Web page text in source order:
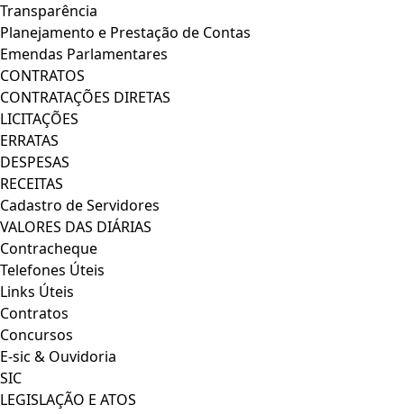
Transparência
Planejamento e Prestação de Contas
Emendas Parlamentares
CONTRATOS
CONTRATAÇÕES DIRETAS
LICITAÇÕES
ERRATAS
DESPESAS
RECEITAS
Cadastro de Servidores
VALORES DAS DIÁRIAS
Contracheque
Telefones Úteis
Links Úteis
Contratos
Concursos
E-sic & Ouvidoria
SIC
LEGISLAÇÃO E ATOS